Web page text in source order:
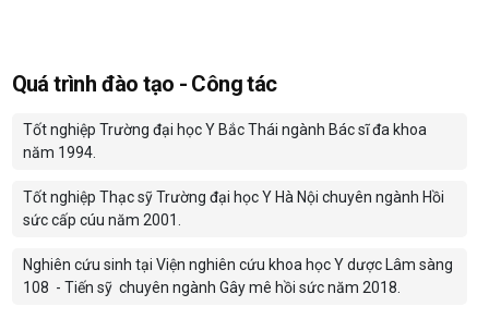
Quá trình đào tạo - Công tác
Tốt nghiệp Trường đại học Y Bắc Thái ngành Bác sĩ đa khoa
năm 1994.
Tốt nghiệp Thạc sỹ Trường đại học Y Hà Nội chuyên ngành Hồi
sức cấp cúu năm 2001.
Nghiên cứu sinh tại Viện nghiên cứu khoa học Y dược Lâm sàng
108 - Tiến sỹ chuyên ngành Gây mê hồi sức năm 2018.